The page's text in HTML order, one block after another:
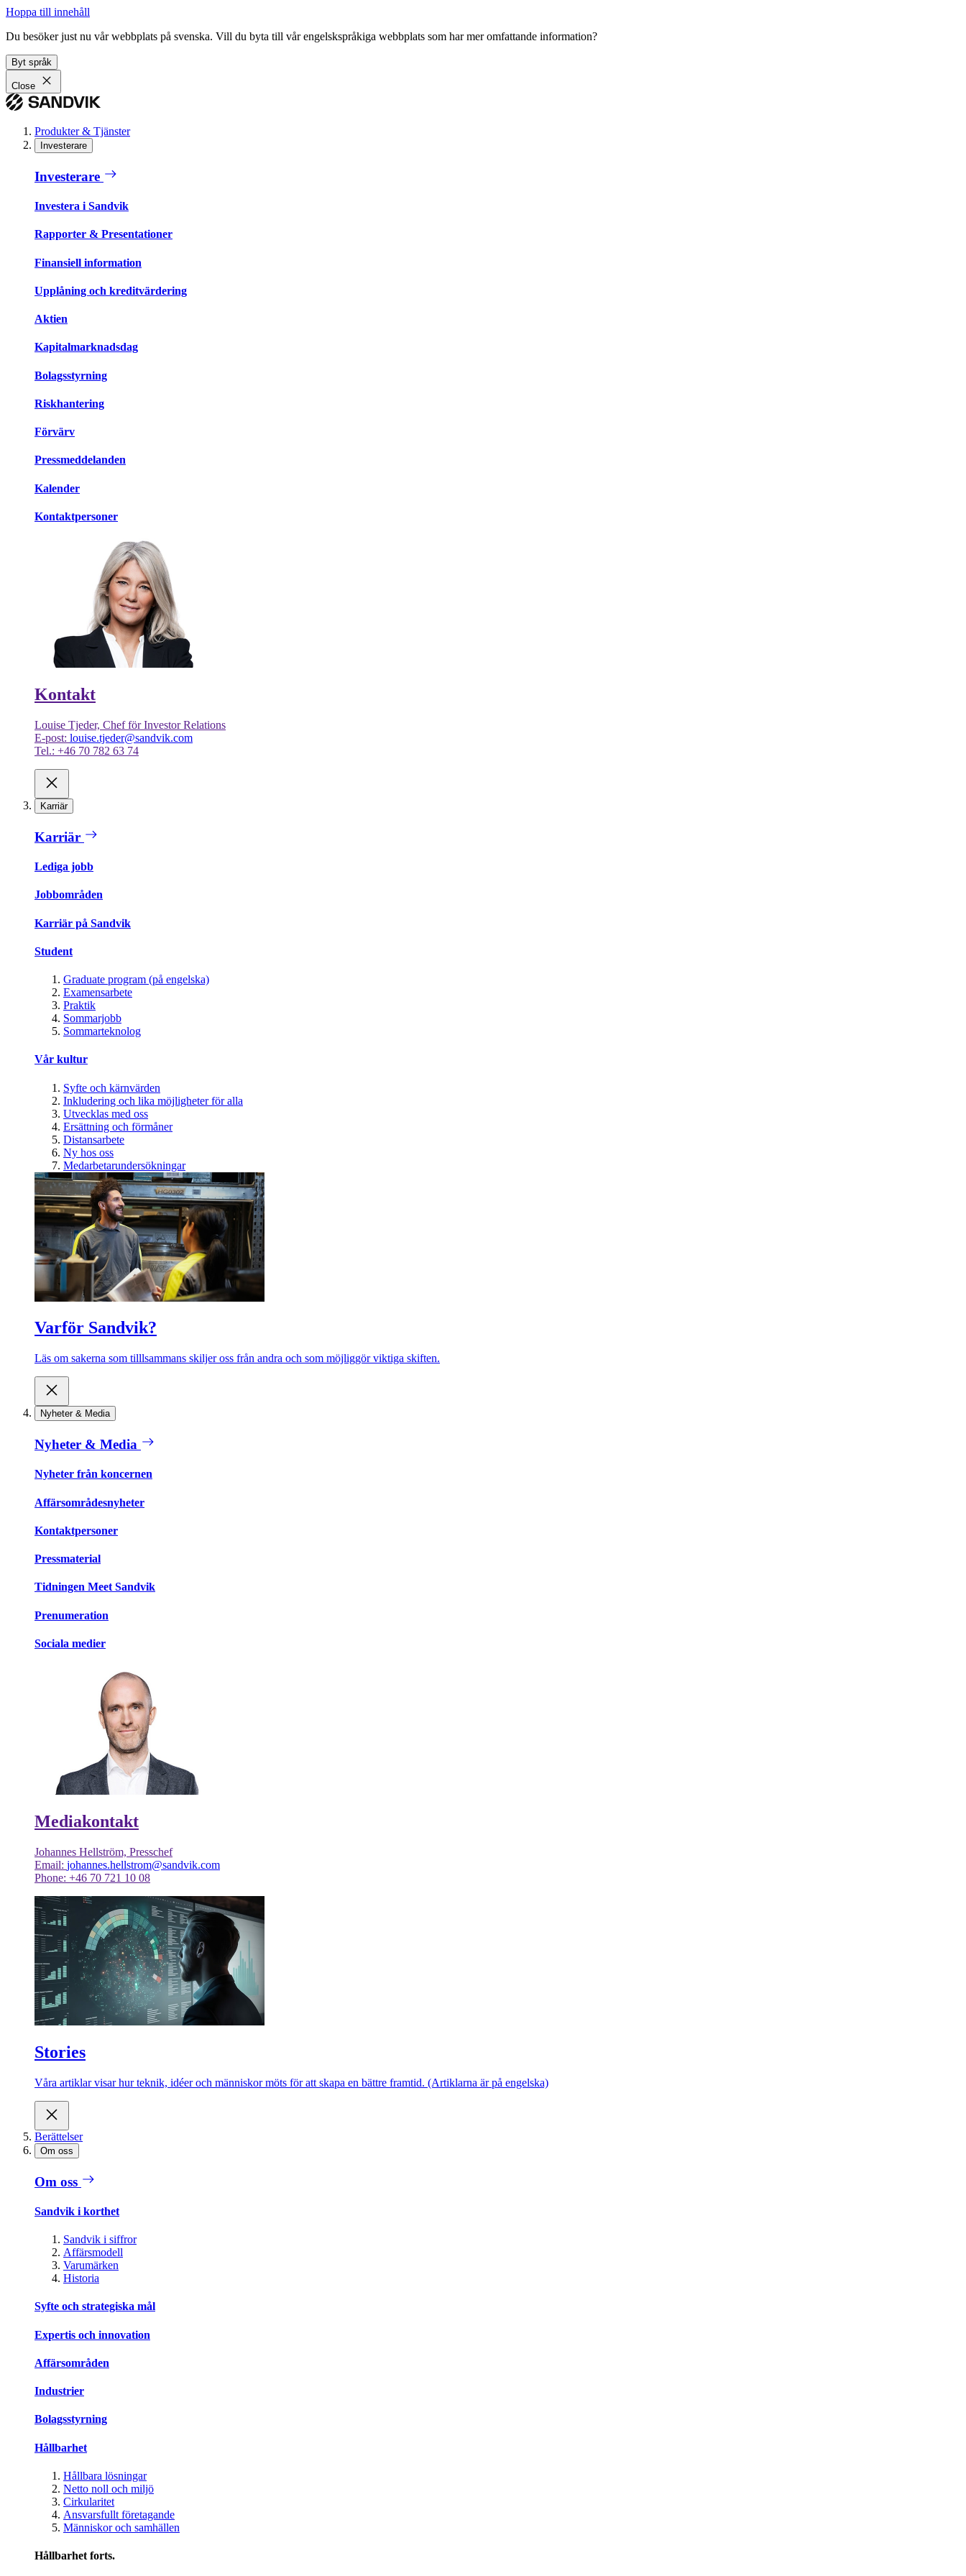
Hoppa till innehåll
Du besöker just nu vår webbplats på svenska. Vill du byta till vår engelskspråkiga webbplats som har mer omfattande information?
Byt språk
Close
Produkter & Tjänster
Investerare
Investerare
Investera i Sandvik
Rapporter & Presentationer
Finansiell information
Upplåning och kreditvärdering
Aktien
Kapitalmarknadsdag
Bolagsstyrning
Riskhantering
Förvärv
Pressmeddelanden
Kalender
Kontaktpersoner
Kontakt
Louise Tjeder, Chef för Investor Relations
E-post: louise.tjeder@sandvik.com
Tel.: +46 70 782 63 74
Karriär
Karriär
Lediga jobb
Jobbområden
Karriär på Sandvik
Student
Graduate program (på engelska)
Examensarbete
Praktik
Sommarjobb
Sommarteknolog
Vår kultur
Syfte och kärnvärden
Inkludering och lika möjligheter för alla
Utvecklas med oss
Ersättning och förmåner
Distansarbete
Ny hos oss
Medarbetarundersökningar
Varför Sandvik?
Läs om sakerna som tilllsammans skiljer oss från andra och som möjliggör viktiga skiften.
Nyheter & Media
Nyheter & Media
Nyheter från koncernen
Affärsområdesnyheter
Kontaktpersoner
Pressmaterial
Tidningen Meet Sandvik
Prenumeration
Sociala medier
Mediakontakt
Johannes Hellström, Presschef
Email: johannes.hellstrom@sandvik.com
Phone: +46 70 721 10 08
Stories
Våra artiklar visar hur teknik, idéer och människor möts för att skapa en bättre framtid. (Artiklarna är på engelska)
Berättelser
Om oss
Om oss
Sandvik i korthet
Sandvik i siffror
Affärsmodell
Varumärken
Historia
Syfte och strategiska mål
Expertis och innovation
Affärsområden
Industrier
Bolagsstyrning
Hållbarhet
Hållbara lösningar
Netto noll och miljö
Cirkularitet
Ansvarsfullt företagande
Människor och samhällen
Hållbarhet forts.